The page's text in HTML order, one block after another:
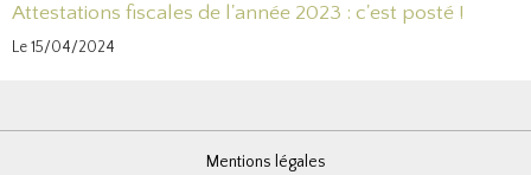
Attestations fiscales de l'année 2023 : c'est posté !
Le 15/04/2024
Mentions légales